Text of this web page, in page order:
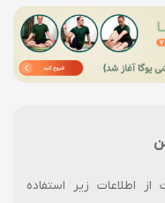
اطلاعات زیر استفاده